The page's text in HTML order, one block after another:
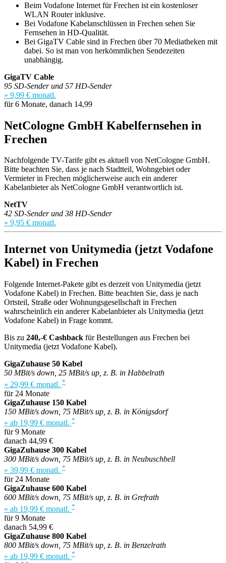
Beim Vodafone Internet für Frechen ist ein kostenloser
WLAN Router inklusive.
Bei Vodafone Kabelanschlüssen in Frechen sehen Sie
Fernsehen in HD-Qualität.
Bei GigaTV Cable sind in Frechen über 70 Mediatheken mit
dabei. So ist man von herkömmlichen Sendezeiten
unabhängig.
GigaTV Cable
95 SD-Sender und 57 HD-Sender
» 9,99 € monatl.
für 6 Monate, danach 14,99
NetCologne GmbH Kabelfernsehen in
Frechen
Nachfolgende TV-Tarife gibt es aktuell von NetCologne GmbH.
Bitte beachten Sie, dass je nach Stadtteil, Wohngebiet oder
Vermieter in Frechen möglicherweise auch ein anderer
Kabelanbieter als NetCologne GmbH verantwortlich ist.
NetTV
42 SD-Sender und 38 HD-Sender
» 9,95 € monatl.
Internet von Unitymedia (jetzt Vodafone
Kabel) in Frechen
Folgende Internet-Pakete gibt es derzeit von Unitymedia (jetzt
Vodafone Kabel) in Frechen. Bitte beachten Sie, dass je nach
Ortsteil, Straße oder Wohnungsgesellschaft in Frechen
wahrscheinlich ein anderer Kabelanbieter als Unitymedia (jetzt
Vodafone Kabel) in Frage kommt.
Bis zu 240,-€ Cashback für Bestellungen aus Frechen bei
Unitymedia (jetzt Vodafone Kabel).
GigaZuhause 50 Kabel
50 MBit/s down, 25 MBit/s up, z. B. in Habbelrath
» 29,99 € monatl. *
für 24 Monate
GigaZuhause 150 Kabel
150 MBit/s down, 75 MBit/s up, z. B. in Königsdorf
» ab 19,99 € monatl. *
für 9 Monate
danach 44,99 €
GigaZuhause 300 Kabel
300 MBit/s down, 75 MBit/s up, z. B. in Neubuschbell
» 39,99 € monatl. *
für 24 Monate
GigaZuhause 600 Kabel
600 MBit/s down, 75 MBit/s up, z. B. in Grefrath
» ab 19,99 € monatl. *
für 9 Monate
danach 54,99 €
GigaZuhause 800 Kabel
800 MBit/s down, 75 MBit/s up, z. B. in Benzelrath
» ab 19,99 € monatl. *